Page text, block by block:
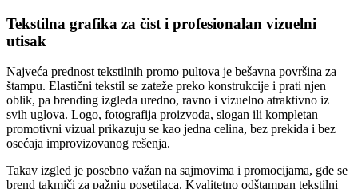
Tekstilna grafika za čist i profesionalan vizuelni
utisak
Najveća prednost tekstilnih promo pultova je bešavna površina za
štampu. Elastični tekstil se zateže preko konstrukcije i prati njen
oblik, pa brending izgleda uredno, ravno i vizuelno atraktivno iz
svih uglova. Logo, fotografija proizvoda, slogan ili kompletan
promotivni vizual prikazuju se kao jedna celina, bez prekida i bez
osećaja improvizovanog rešenja.
Takav izgled je posebno važan na sajmovima i promocijama, gde se
brend takmiči za pažnju posetilaca. Kvalitetno odštampan tekstilni